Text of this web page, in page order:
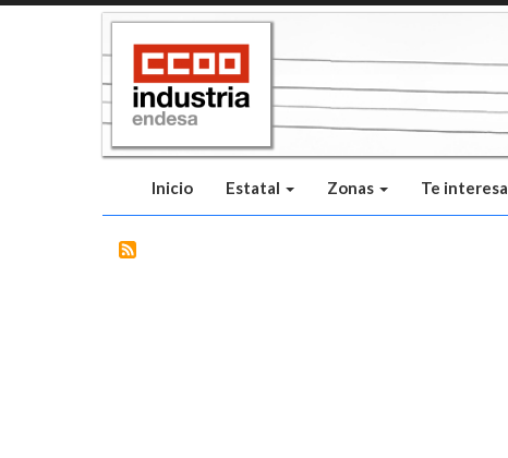
Inicio Estatal Zonas Te interesa